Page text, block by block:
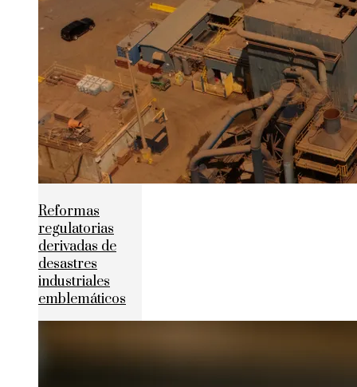
Reformas
regulatorias
derivadas de
desastres
industriales
emblemáticos